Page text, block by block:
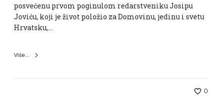
posvećenu prvom poginulom redarstveniku Josipu
Joviću, koji je život položio za Domovinu, jedinu i svetu
Hrvatsku,…
Više...
0